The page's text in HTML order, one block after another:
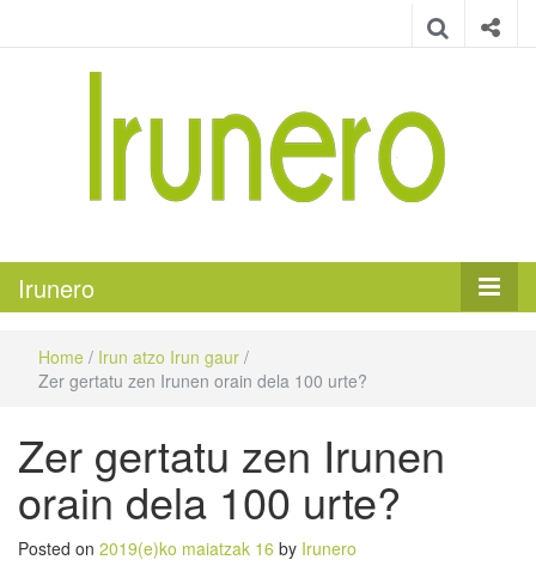
Irunero
Home / Irun atzo Irun gaur /
Zer gertatu zen Irunen orain dela 100 urte?
Zer gertatu zen Irunen
orain dela 100 urte?
Posted on 2019(e)ko maiatzak 16 by Irunero